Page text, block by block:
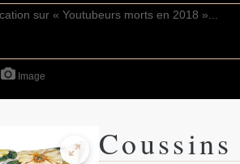
Image